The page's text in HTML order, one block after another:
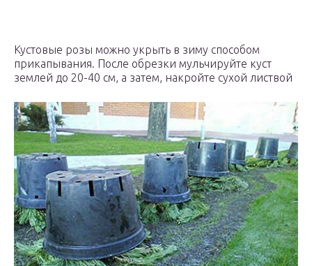
Кустовые розы можно укрыть в зиму способом
прикапывания. После обрезки мульчируйте куст
землей до 20-40 см, а затем, накройте сухой листвой